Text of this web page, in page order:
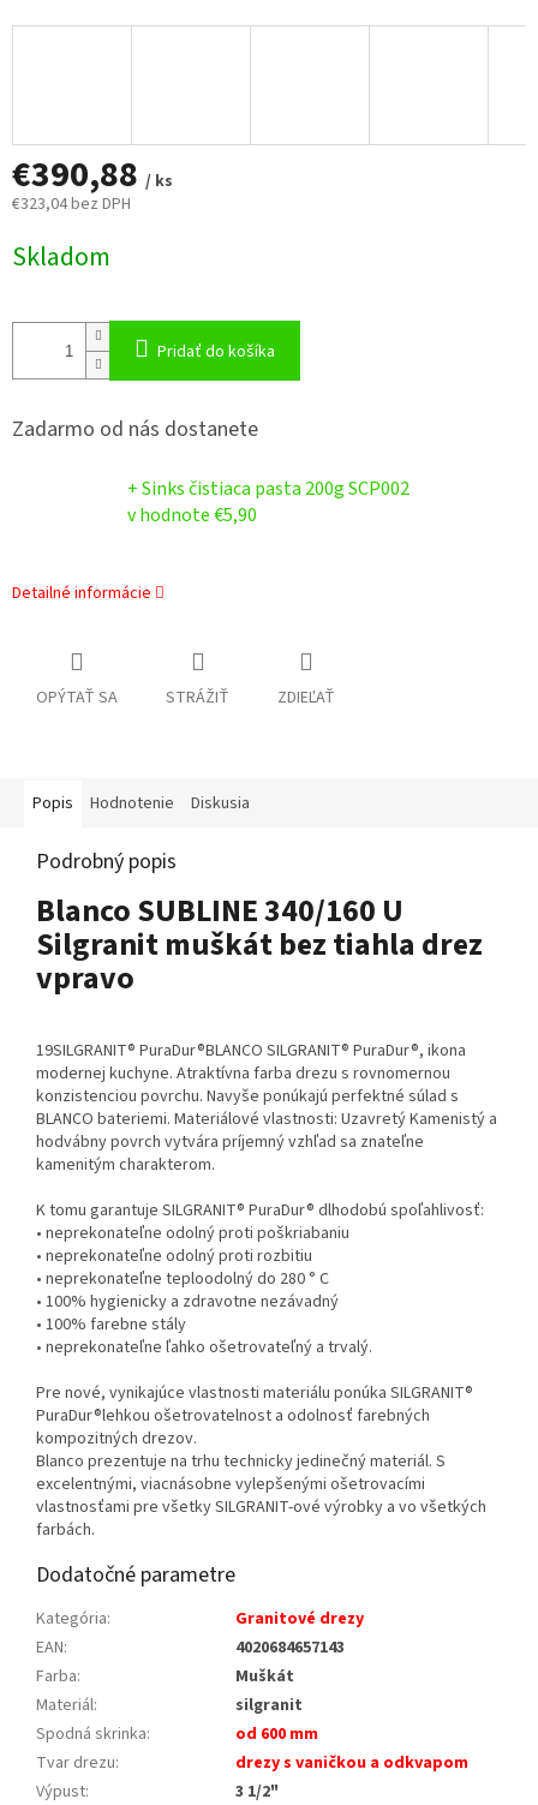
€390,88 / ks
€323,04 bez DPH
cena:
Skladom
Pridať do košíka
Zadarmo od nás dostanete
+ Sinks čistiaca pasta 200g SCP002
v hodnote €5,90
Detailné informácie
OPÝTAŤ SA STRÁŽIŤ ZDIEĽAŤ
Popis Hodnotenie Diskusia
Podrobný popis
Blanco SUBLINE 340/160 U
Silgranit muškát bez tiahla drez
vpravo
19SILGRANIT® PuraDur®BLANCO SILGRANIT® PuraDur®, ikona
modernej kuchyne. Atraktívna farba drezu s rovnomernou
konzistenciou povrchu. Navyše ponúkajú perfektné súlad s
BLANCO bateriemi. Materiálové vlastnosti: Uzavretý Kamenistý a
hodvábny povrch vytvára príjemný vzhľad sa znateľne
kamenitým charakterom.
K tomu garantuje SILGRANIT® PuraDur® dlhodobú spoľahlivosť:
• neprekonateľne odolný proti poškriabaniu
• neprekonateľne odolný proti rozbitiu
• neprekonateľne teploodolný do 280 ° C
• 100% hygienicky a zdravotne nezávadný
• 100% farebne stály
• neprekonateľne ľahko ošetrovateľný a trvalý.
Pre nové, vynikajúce vlastnosti materiálu ponúka SILGRANIT®
PuraDur®lehkou ošetrovatelnost a odolnosť farebných
kompozitných drezov.
Blanco prezentuje na trhu technicky jedinečný materiál. S
excelentnými, viacnásobne vylepšenými ošetrovacími
vlastnosťami pre všetky SILGRANIT-ové výrobky a vo všetkých
farbách.
Dodatočné parametre
Kategória:
Granitové drezy
EAN:
4020684657143
Farba:
Muškát
Materiál:
silgranit
Spodná skrinka:
od 600 mm
Tvar drezu:
drezy s vaničkou a odkvapom
Výpust:
3 1/2"